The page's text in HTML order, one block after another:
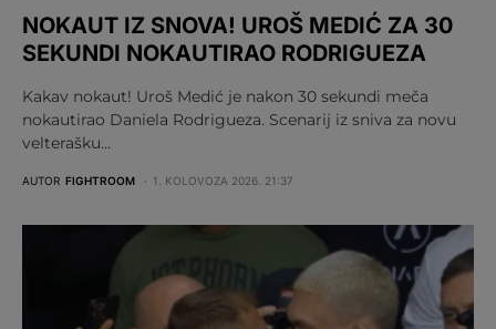
NOKAUT IZ SNOVA! UROŠ MEDIĆ ZA 30
SEKUNDI NOKAUTIRAO RODRIGUEZA
Kakav nokaut! Uroš Medić je nakon 30 sekundi meča
nokautirao Daniela Rodrigueza. Scenarij iz sniva za novu
velterašku…
AUTOR FIGHTROOM 1. KOLOVOZA 2026. 21:37